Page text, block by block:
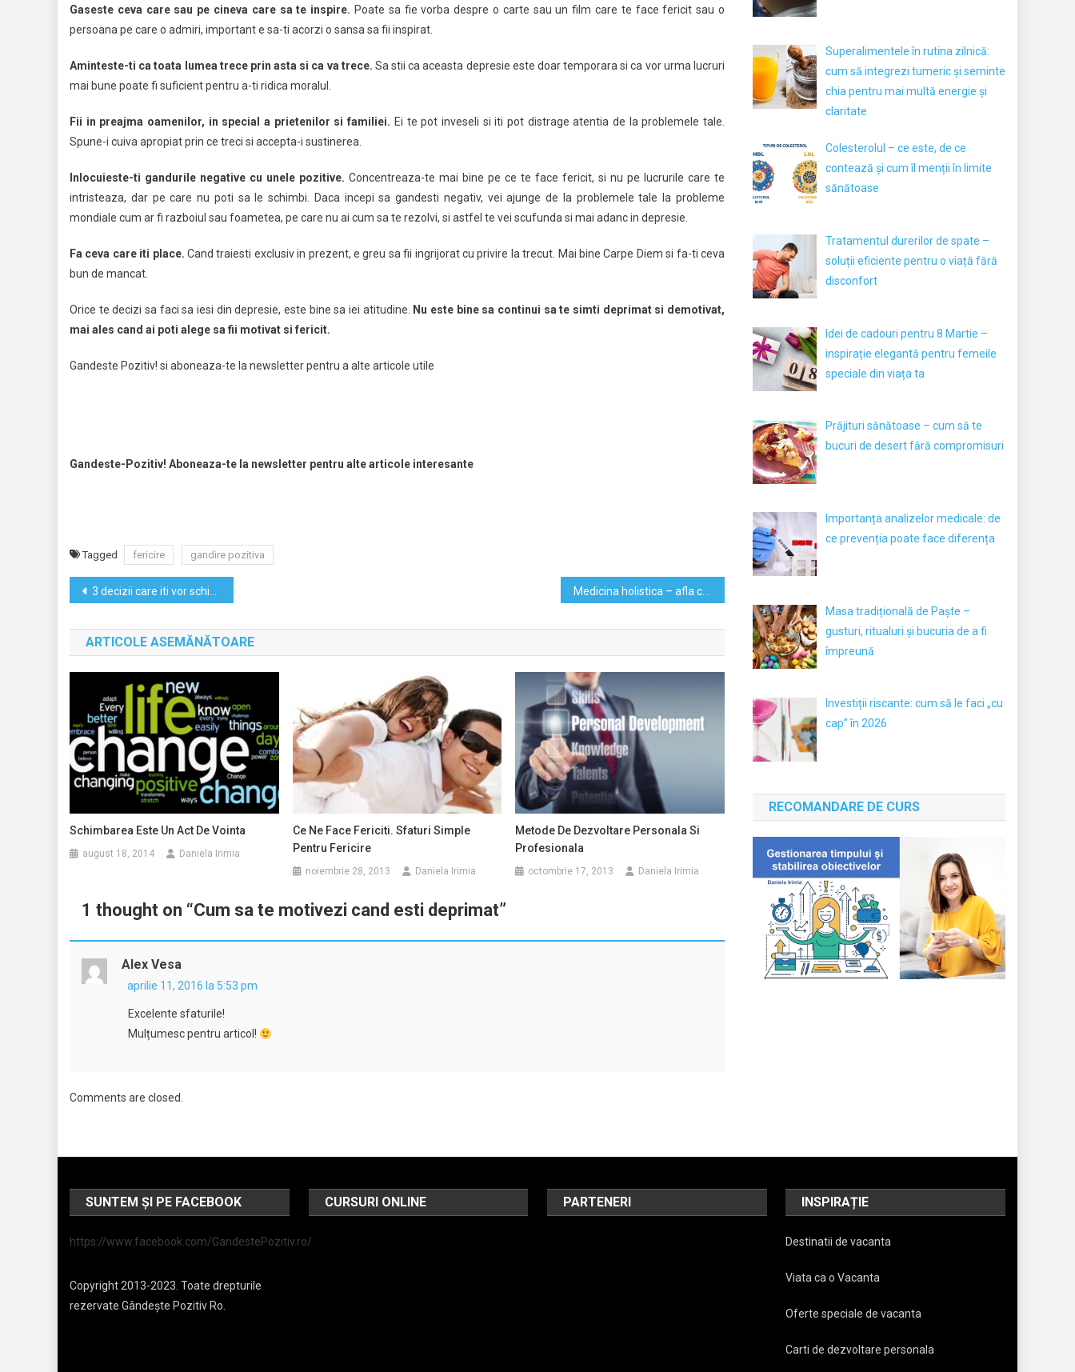
Gaseste ceva care sau pe cineva care sa te inspire. Poate sa fie vorba despre o carte sau un film care te face fericit sau o
persoana pe care o admiri, important e sa-ti acorzi o sansa sa fii inspirat.
Aminteste-ti ca toata lumea trece prin asta si ca va trece. Sa stii ca aceasta depresie este doar temporara si ca vor urma lucruri
mai bune poate fi suficient pentru a-ti ridica moralul.
Fii in preajma oamenilor, in special a prietenilor si familiei. Ei te pot inveseli si iti pot distrage atentia de la problemele tale.
Spune-i cuiva apropiat prin ce treci si accepta-i sustinerea.
Inlocuieste-ti gandurile negative cu unele pozitive. Concentreaza-te mai bine pe ce te face fericit, si nu pe lucrurile care te
intristeaza, dar pe care nu poti sa le schimbi. Daca incepi sa gandesti negativ, vei ajunge de la problemele tale la probleme
mondiale cum ar fi razboiul sau foametea, pe care nu ai cum sa te rezolvi, si astfel te vei scufunda si mai adanc in depresie.
Fa ceva care iti place. Cand traiesti exclusiv in prezent, e greu sa fii ingrijorat cu privire la trecut. Mai bine Carpe Diem si fa-ti ceva
bun de mancat.
Orice te decizi sa faci sa iesi din depresie, este bine sa iei atitudine.
Nu este bine sa continui sa te simti deprimat si demotivat,
mai ales cand ai poti alege sa fii motivat si fericit.
Gandeste Pozitiv! si aboneaza-te la newsletter pentru a alte articole utile
Gandeste-Pozitiv! Aboneaza-te la newsletter pentru alte articole interesante
Tagged fericire gandire pozitiva
Navigare
în
articole
3 decizii care iti vor schimba viata financiara
ARTICOLE ASEMĂNĂTOARE
Schimbarea Este Un Act De Vointa
august 18, 2014 Daniela Irimia
Ce Ne Face Fericiti. Sfaturi Simple
Pentru Fericire
noiembrie 28, 2013 Daniela Irimia
Metode De Dezvoltare Personala Si
Profesionala
octombrie 17, 2013 Daniela Irimia
1 thought on “Cum sa te motivezi cand esti deprimat”
Alex Vesa
aprilie 11, 2016 la 5:53 pm
Excelente sfaturile!
Mulțumesc pentru articol!
Comments are closed.
Superalimentele în rutina zilnică:
cum să integrezi tumeric și seminte
chia pentru mai multă energie și
claritate
Colesterolul – ce este, de ce
contează și cum îl menții în limite
sănătoase
Tratamentul durerilor de spate –
soluții eficiente pentru o viață fără
disconfort
Idei de cadouri pentru 8 Martie –
inspirație elegantă pentru femeile
speciale din viața ta
Prăjituri sănătoase – cum să te
bucuri de desert fără compromisuri
Importanța analizelor medicale: de
ce prevenția poate face diferența
Masa tradițională de Paște –
gusturi, ritualuri și bucuria de a fi
împreună
Investiții riscante: cum să le faci „cu
cap” în 2026
RECOMANDARE DE CURS
SUNTEM ȘI PE FACEBOOK
https://www.facebook.com/GandestePozitiv.ro/
Copyright 2013-2023. Toate drepturile
rezervate Gândește Pozitiv Ro.
CURSURI ONLINE PARTENERI INSPIRAȚIE
Destinatii de vacanta
Viata ca o Vacanta
Oferte speciale de vacanta
Carti de dezvoltare personala